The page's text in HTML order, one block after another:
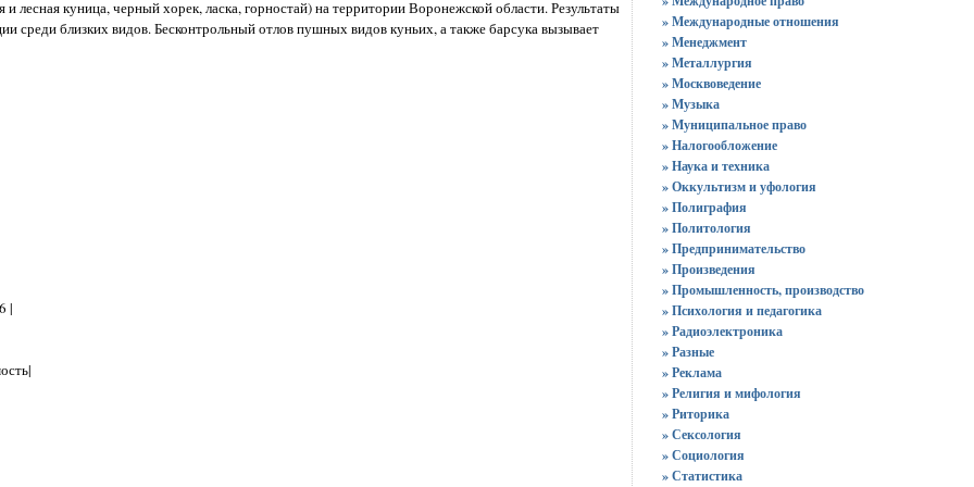
лесная куница, черный хорек, ласка, горностай) на территории Воронежской области. Результаты
среди близких видов. Бесконтрольный отлов пушных видов куньих, а также барсука вызывает
|
» Международные отношения
» Менеджмент
» Металлургия
» Москвоведение
» Музыка
» Муниципальное право
» Налогообложение
» Наука и техника
» Оккультизм и уфология
» Полиграфия
» Политология
» Предпринимательство
» Произведения
» Промышленность, производство
» Психология и педагогика
» Радиоэлектроника
» Разные
» Реклама
» Религия и мифология
» Риторика
» Сексология
» Социология
» Статистика